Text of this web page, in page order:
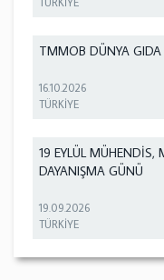
TMMOB DÜNYA GIDA
16.10.2026
TÜRKİYE
19 EYLÜL MÜHENDİS,
DAYANIŞMA GÜNÜ
19.09.2026
TÜRKİYE